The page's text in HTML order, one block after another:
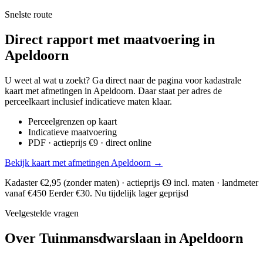
Snelste route
Direct rapport met maatvoering in
Apeldoorn
U weet al wat u zoekt? Ga direct naar de pagina voor kadastrale
kaart met afmetingen in Apeldoorn. Daar staat per adres de
perceelkaart inclusief indicatieve maten klaar.
Perceelgrenzen op kaart
Indicatieve maatvoering
PDF · actieprijs €9 · direct online
Bekijk kaart met afmetingen Apeldoorn →
Kadaster €2,95 (zonder maten) · actieprijs €9 incl. maten · landmeter
vanaf €450 Eerder €30. Nu tijdelijk lager geprijsd
Veelgestelde vragen
Over Tuinmansdwarslaan in Apeldoorn